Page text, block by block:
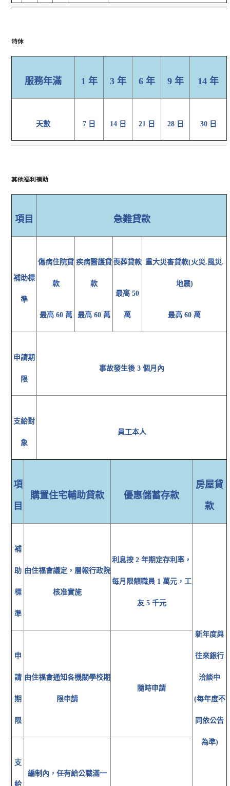
特休
服務年滿 1 年 3 年 6 年 9 年 14 年
天數 7 日 14 日 21 日 28 日 30 日
其他福利補助
項目 急難貸款
補助標
準
傷病住院貸
款
最高 60 萬
疾病醫護貸
款
最高 60 萬
喪葬貸款
最高 50
萬
重大災害貸款(火災.風災.
地震)
最高 60 萬
申請期
限
事故發生後 3 個月內
支給對
象
員工本人
項
目
購置住宅輔助貸款 優惠儲蓄存款
房屋貸
款
補
助
標
準
由住福會議定，層報行政院
核准實施
利息按 2 年期定存利率，
每月限額職員 1 萬元，工
友 5 千元
新年度與
往來銀行
洽談中
(每年度不
同依公告
為準)
申
請
期
限
由住福會通知各機關學校期
限申請
隨時申請
支
給
編制內，任有給公職滿一